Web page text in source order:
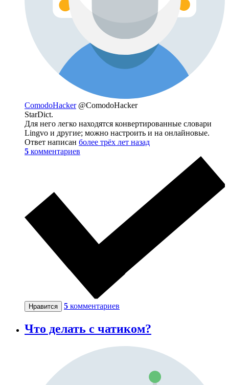
ComodoHacker @ComodoHacker
StarDict.
Для него легко находятся конвертированные словари
Lingvo и другие; можно настроить и на онлайновые.
Ответ написан более трёх лет назад
5 комментариев
Нравится 5 комментариев
Что делать с чатиком?